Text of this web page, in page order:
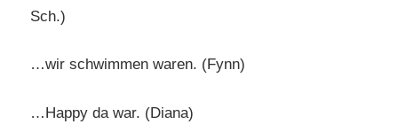
Sch.)
…wir schwimmen waren. (Fynn)
…Happy da war. (Diana)